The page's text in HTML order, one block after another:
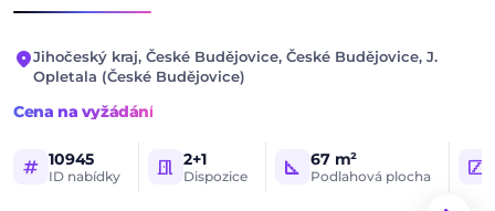
location_onJihočeský kraj, České Budějovice, České Budějovice, J.
Opletala (České Budějovice)
Cena na vyžádání
tag 10945
ID nabídky meeting_room 2+1
Dispozice square_foot 67 m²
Podlahová plocha stairs
HLAVNÍ FOTOGRAFIE 1 / 15